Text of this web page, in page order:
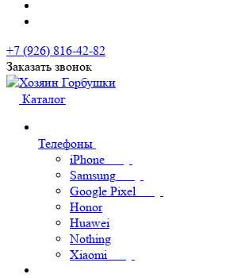
+7 (926) 816-42-82
Заказать звонок
Каталог
Телефоны
iPhone
Samsung
Google Pixel
Honor
Huawei
Nothing
Xiaomi